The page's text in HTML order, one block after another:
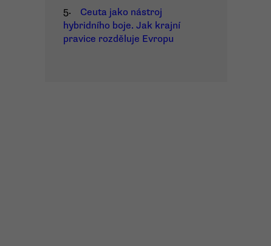
5.
Ceuta jako nástroj
hybridního boje. Jak krajní
pravice rozděluje Evropu